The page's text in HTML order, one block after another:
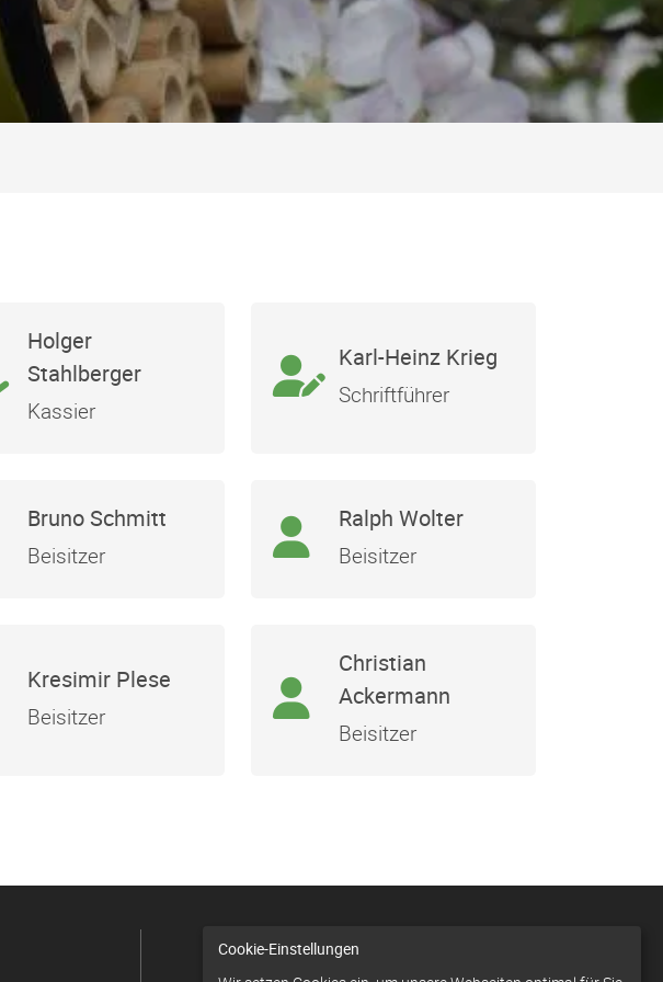
Holger
Stahlberger
Kassier
Karl-Heinz Krieg
Schriftführer
Bruno Schmitt
Beisitzer
Ralph Wolter
Beisitzer
Kresimir Plese
Beisitzer
Christian
Ackermann
Beisitzer
Cookie-Einstellungen